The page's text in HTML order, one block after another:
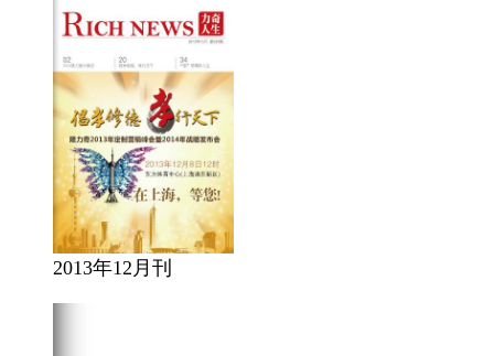
2013年12月刊